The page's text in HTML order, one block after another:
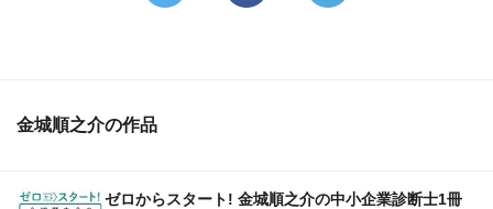
金城順之介の作品
ゼロからスタート! 金城順之介の中小企業診断士1冊